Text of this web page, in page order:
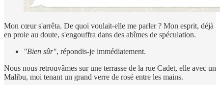
Mon cœur s'arrêta. De quoi voulait-elle me parler ? Mon esprit, déjà
en proie au doute, s'engouffra dans des abîmes de spéculation.
"Bien sûr", répondis-je immédiatement.
Nous nous retrouvâmes sur une terrasse de la rue Cadet, elle avec un
Malibu, moi tenant un grand verre de rosé entre les mains.